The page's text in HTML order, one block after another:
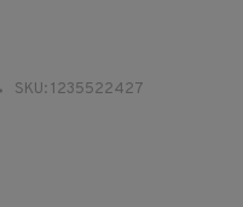
SKU:1235522427